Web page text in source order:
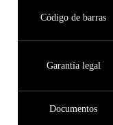
Código de barras
Garantía legal
Documentos